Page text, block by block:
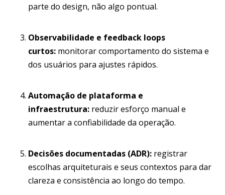
parte do design, não algo pontual.
Observabilidade e feedback loops
curtos: monitorar comportamento do sistema e
dos usuários para ajustes rápidos.
Automação de plataforma e
infraestrutura: reduzir esforço manual e
aumentar a confiabilidade da operação.
Decisões documentadas (ADR): registrar
escolhas arquiteturais e seus contextos para dar
clareza e consistência ao longo do tempo.